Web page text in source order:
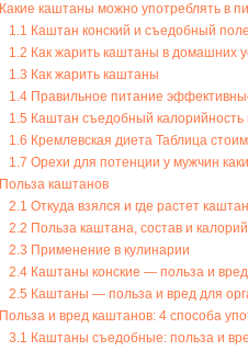
Какие каштаны можно употреблять в
1.1 Каштан конский и съедобный
1.2 Как жарить каштаны в домашних
1.3 Как жарить каштаны
1.4Правильное питание
1.5 Каштан съедобный калорийность
1.6 Кремлевская диета Таблица
1.7 Орехи для потенции у мужчин
Польза каштанов
2.1 Откуда взялся и где растет
2.2 Польза каштана, состав и
2.3 Применение в кулинарии
2.4Каштаны конские — польза и вред
2.5 Каштаны — польза и вред для
Польза и вред каштанов: 4 способа
3.1 Каштаны съедобные: польза и